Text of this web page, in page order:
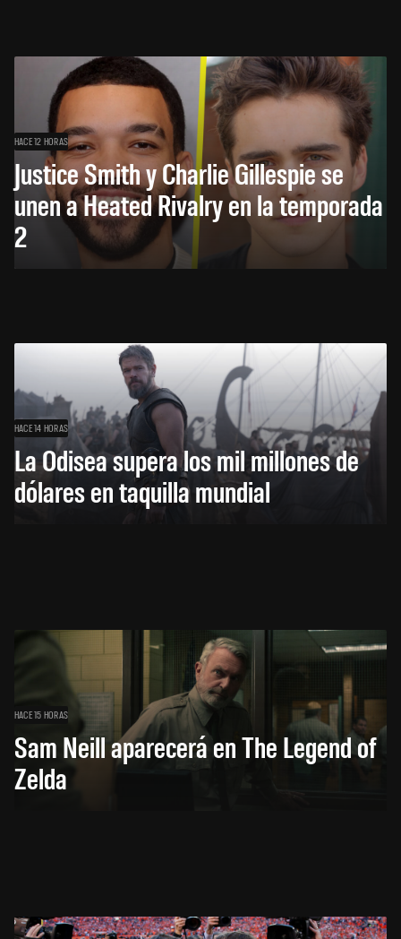
HACE 12 HORAS
Justice Smith y Charlie Gillespie se
unen a Heated Rivalry en la temporada
2
HACE 14 HORAS
La Odisea supera los mil millones de
dólares en taquilla mundial
HACE 15 HORAS
Sam Neill aparecerá en The Legend of
Zelda